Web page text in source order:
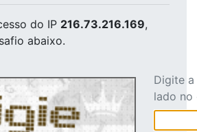
do IP 216.73.216.169,
abaixo.
Digite
lado no